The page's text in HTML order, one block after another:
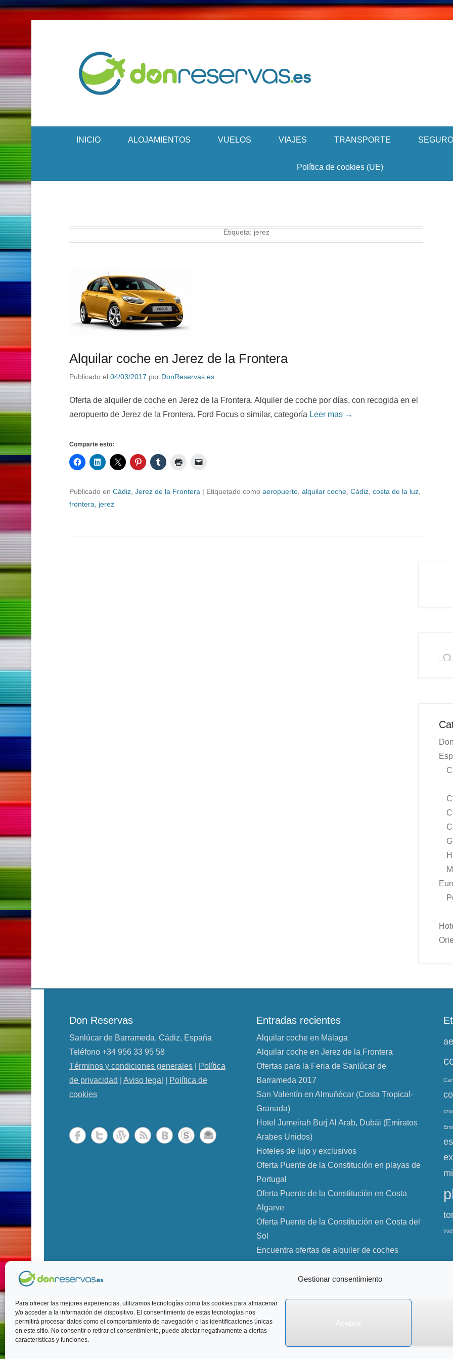
Gestionar consentimiento
Para ofrecer las mejores experiencias, utilizamos tecnologías como las cookies para almacenar
y/o acceder a la información del dispositivo. El consentimiento de estas tecnologías nos
permitirá procesar datos como el comportamiento de navegación o las identificaciones únicas
en este sitio. No consentir o retirar el consentimiento, puede afectar negativamente a ciertas
características y funciones.
Aceptar
INICIO ALOJAMIENTOS VUELOS VIAJES TRANSPORTE
Política de cookies (UE)
Etiqueta: jerez
Alquilar coche en Jerez de la Frontera
Publicado el 04/03/2017 por DonReservas.es
Oferta de alquiler de coche en Jerez de la Frontera. Alquiler de coche por días, con recogida en el
aeropuerto de Jerez de la Frontera. Ford Focus o similar, categoría Leer mas →
Comparte esto:
Publicado en Cádiz Jerez de la Frontera | Etiquetado como aeropuerto alquilar coche Cádiz costa de la luz
frontera
jerez
Don Reservas
Sanlúcar de Barrameda, Cádiz, España
Teléfono +34 956 33 95 58
Términos y condiciones generales
Política
de privacidad
Aviso legal
Política de
cookies
Entradas recientes
Alquilar coche en Málaga
Alquilar coche en Jerez de la Frontera
Ofertas para la Feria de Sanlúcar de
Barrameda 2017
San Valentín en Almuñécar (Costa Tropical-
Granada)
Hotel Jumeirah Burj Al Arab, Dubái (Emiratos
Arabes Unidos)
Hoteles de lujo y exclusivos
Oferta Puente de la Constitución en playas de
Portugal
Oferta Puente de la Constitución en Costa
Algarve
Oferta Puente de la Constitución en Costa del
Sol
Encuentra ofertas de alquiler de coches
Copyright © 2026 DonReservas.esTodos los derechos reservados.